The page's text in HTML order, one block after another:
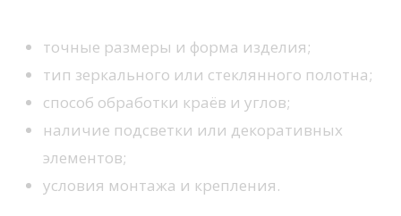
точные размеры и форма изделия;
тип зеркального или стеклянного полотна;
способ обработки краёв и углов;
наличие подсветки или декоративных
элементов;
условия монтажа и крепления.